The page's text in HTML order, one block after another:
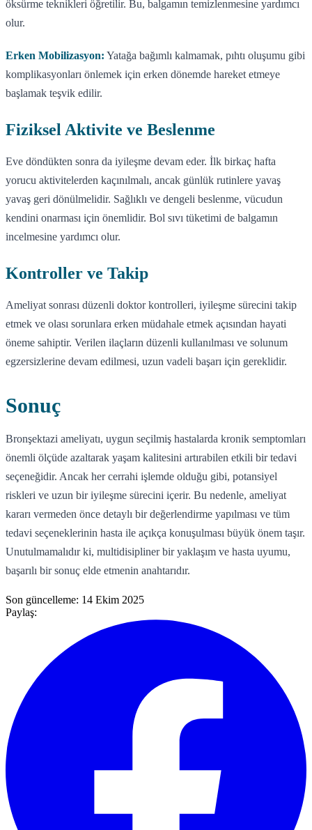
öksürme teknikleri öğretilir. Bu, balgamın temizlenmesine yardımcı
olur.
Erken Mobilizasyon: Yatağa bağımlı kalmamak, pıhtı oluşumu gibi
komplikasyonları önlemek için erken dönemde hareket etmeye
başlamak teşvik edilir.
Fiziksel Aktivite ve Beslenme
Eve döndükten sonra da iyileşme devam eder. İlk birkaç hafta
yorucu aktivitelerden kaçınılmalı, ancak günlük rutinlere yavaş
yavaş geri dönülmelidir. Sağlıklı ve dengeli beslenme, vücudun
kendini onarması için önemlidir. Bol sıvı tüketimi de balgamın
incelmesine yardımcı olur.
Kontroller ve Takip
Ameliyat sonrası düzenli doktor kontrolleri, iyileşme sürecini takip
etmek ve olası sorunlara erken müdahale etmek açısından hayati
öneme sahiptir. Verilen ilaçların düzenli kullanılması ve solunum
egzersizlerine devam edilmesi, uzun vadeli başarı için gereklidir.
Sonuç
Bronşektazi ameliyatı, uygun seçilmiş hastalarda kronik semptomları
önemli ölçüde azaltarak yaşam kalitesini artırabilen etkili bir tedavi
seçeneğidir. Ancak her cerrahi işlemde olduğu gibi, potansiyel
riskleri ve uzun bir iyileşme sürecini içerir. Bu nedenle, ameliyat
kararı vermeden önce detaylı bir değerlendirme yapılması ve tüm
tedavi seçeneklerinin hasta ile açıkça konuşulması büyük önem taşır.
Unutulmamalıdır ki, multidisipliner bir yaklaşım ve hasta uyumu,
başarılı bir sonuç elde etmenin anahtarıdır.
Son güncelleme: 14 Ekim 2025
Paylaş: